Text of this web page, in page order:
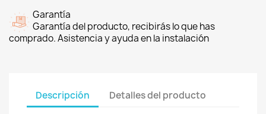
Garantía
Garantía del producto, recibirás lo que has
comprado. Asistencia y ayuda en la instalación
Descripción Detalles del producto